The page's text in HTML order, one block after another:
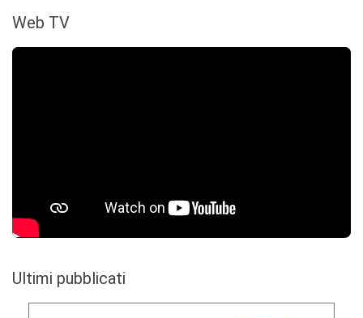
Web TV
Ultimi pubblicati